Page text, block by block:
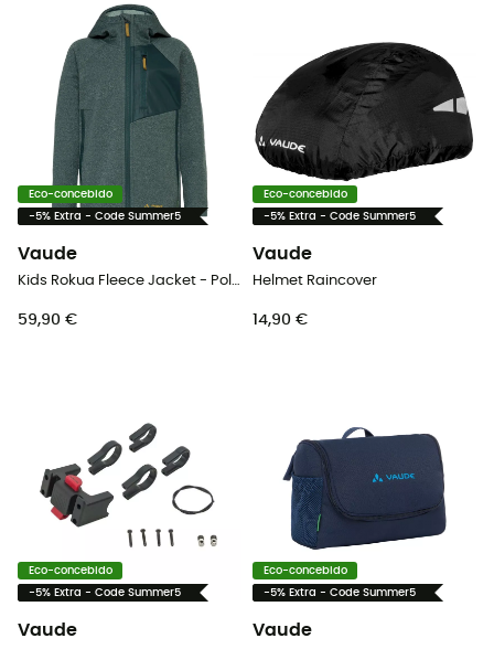
Eco-concebido
-5% Extra - Code Summer5
Vaude
Kids Rokua Fleece Jacket - Polar criança
59,90 €
Eco-concebido
-5% Extra - Code Summer5
Vaude
Helmet Raincover
14,90 €
Eco-concebido
-5% Extra - Code Summer5
Vaude
Eco-concebido
-5% Extra - Code Summer5
Vaude